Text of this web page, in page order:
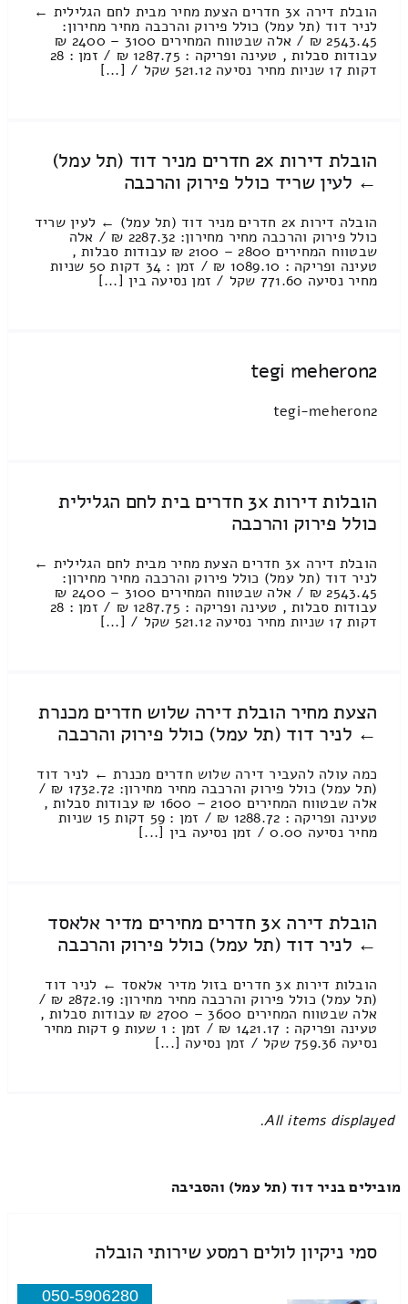
הובלת דירה 3x חדרים הצעת מחיר מבית לחם הגלילית ←
לניר דוד (תל עמל) כולל פירוק והרכבה מחיר מחירון:
2543.45 ₪ / אלה שבטווח המחירים 3100 – 2400 ₪
עבודות סבלות , טעינה ופריקה : 1287.75 ₪ / זמן : 28
דקות 17 שניות מחיר נסיעה 521.12 שקל / [...]
הובלת דירות 2x חדרים מניר דוד (תל עמל)
← לעין שריד כולל פירוק והרכבה
הובלה דירות 2x חדרים מניר דוד (תל עמל) ← לעין שריד
כולל פירוק והרכבה מחיר מחירון: 2287.32 ₪ / אלה
שבטווח המחירים 2800 – 2100 ₪ עבודות סבלות ,
טעינה ופריקה : 1089.10 ₪ / זמן : 34 דקות 50 שניות
מחיר נסיעה 771.60 שקל / זמן נסיעה בין [...]
tegi meheron2
tegi-meheron2
הובלות דירות 3x חדרים בית לחם הגלילית
כולל פירוק והרכבה
הובלת דירה 3x חדרים הצעת מחיר מבית לחם הגלילית ←
לניר דוד (תל עמל) כולל פירוק והרכבה מחיר מחירון:
2543.45 ₪ / אלה שבטווח המחירים 3100 – 2400 ₪
עבודות סבלות , טעינה ופריקה : 1287.75 ₪ / זמן : 28
דקות 17 שניות מחיר נסיעה 521.12 שקל / [...]
הצעת מחיר הובלת דירה שלוש חדרים מכנרת
← לניר דוד (תל עמל) כולל פירוק והרכבה
כמה עולה להעביר דירה שלוש חדרים מכנרת ← לניר דוד
(תל עמל) כולל פירוק והרכבה מחיר מחירון: 1732.72 ₪ /
אלה שבטווח המחירים 2100 – 1600 ₪ עבודות סבלות ,
טעינה ופריקה : 1288.72 ₪ / זמן : 59 דקות 15 שניות
מחיר נסיעה 0.00 / זמן נסיעה בין [...]
הובלת דירה 3x חדרים מחירים מדיר אלאסד
← לניר דוד (תל עמל) כולל פירוק והרכבה
הובלות דירות 3x חדרים בזול מדיר אלאסד ← לניר דוד
(תל עמל) כולל פירוק והרכבה מחיר מחירון: 2872.19 ₪ /
אלה שבטווח המחירים 3600 – 2700 ₪ עבודות סבלות ,
טעינה ופריקה : 1421.17 ₪ / זמן : 1 שעות 9 דקות מחיר
נסיעה 759.36 שקל / זמן נסיעה [...]
All items displayed.
מובילים בניר דוד (תל עמל) והסביבה
סמי ניקיון לולים רמסע שירותי הובלה
050-5906280